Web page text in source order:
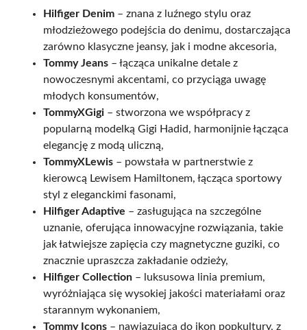
Hilfiger Denim – znana z luźnego stylu oraz
młodzieżowego podejścia do denimu, dostarczająca
zarówno klasyczne jeansy, jak i modne akcesoria,
Tommy Jeans – łącząca unikalne detale z
nowoczesnymi akcentami, co przyciąga uwagę
młodych konsumentów,
TommyXGigi – stworzona we współpracy z
popularną modelką Gigi Hadid, harmonijnie łącząca
elegancję z modą uliczną,
TommyXLewis – powstała w partnerstwie z
kierowcą Lewisem Hamiltonem, łącząca sportowy
styl z eleganckimi fasonami,
Hilfiger Adaptive – zasługująca na szczególne
uznanie, oferująca innowacyjne rozwiązania, takie
jak łatwiejsze zapięcia czy magnetyczne guziki, co
znacznie upraszcza zakładanie odzieży,
Hilfiger Collection – luksusowa linia premium,
wyróżniająca się wysokiej jakości materiałami oraz
starannym wykonaniem,
Tommy Icons – nawiązująca do ikon popkultury, z